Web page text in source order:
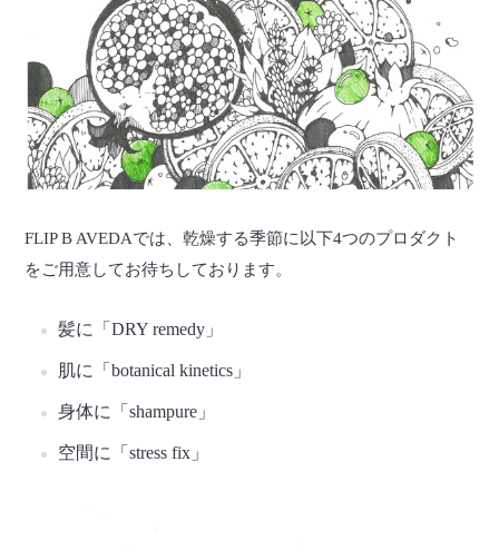
FLIP B AVEDAでは、乾燥する季節に以下4つのプロダクト
をご用意してお待ちしております。
髪に「DRY remedy」
肌に「botanical kinetics」
身体に「shampure」
空間に「stress fix」